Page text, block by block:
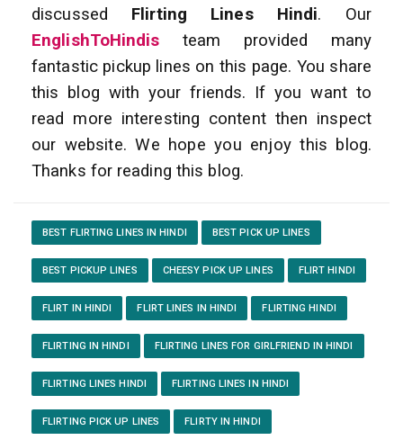
discussed Flirting Lines Hindi. Our
EnglishToHindis team provided many
fantastic pickup lines on this page. You share
this blog with your friends. If you want to
read more interesting content then inspect
our website. We hope you enjoy this blog.
Thanks for reading this blog.
BEST FLIRTING LINES IN HINDI BEST PICK UP LINES
BEST PICKUP LINES CHEESY PICK UP LINES FLIRT HINDI
FLIRT IN HINDI FLIRT LINES IN HINDI FLIRTING HINDI
FLIRTING IN HINDI FLIRTING LINES FOR GIRLFRIEND IN HINDI
FLIRTING LINES HINDI FLIRTING LINES IN HINDI
FLIRTING PICK UP LINES FLIRTY IN HINDI